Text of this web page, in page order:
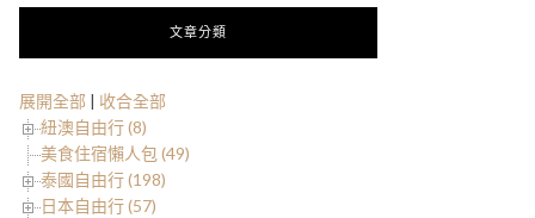
文章分類
展開全部 | 收合全部
紐澳自由行 (8)
美食住宿懶人包 (49)
泰國自由行 (198)
日本自由行 (57)